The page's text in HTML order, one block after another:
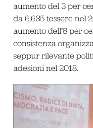
aumento del 3 per
da 6.635 tessere nel
aumento dell’8 per
consistenza
seppur rilevante
adesioni nel 2018.